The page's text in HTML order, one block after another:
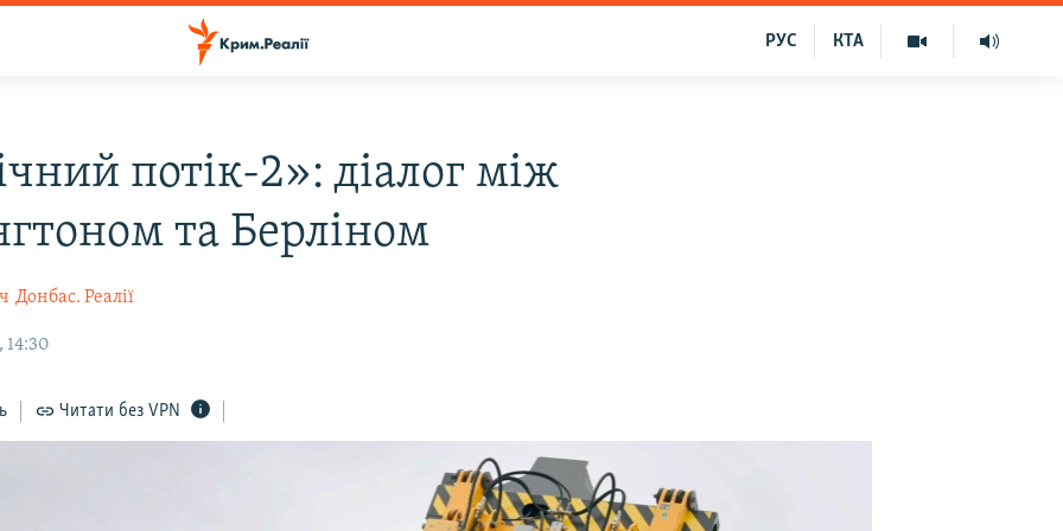
КТА
РУС
потік-2»: діалог між
та Берліном
Донбас. Реалії
14:30
Читати без VPN